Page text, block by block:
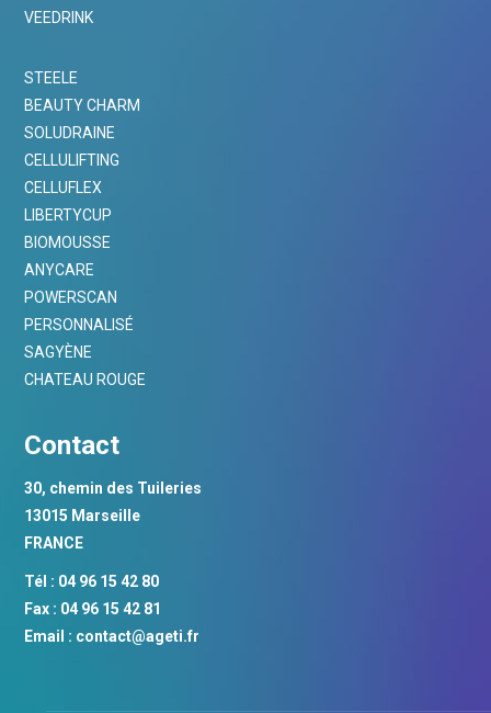
VEEDRINK
STEELE
BEAUTY CHARM
SOLUDRAINE
CELLULIFTING
CELLUFLEX
LIBERTYCUP
BIOMOUSSE
ANYCARE
POWERSCAN
PERSONNALISÉ
SAGYÈNE
CHATEAU ROUGE
Contact
30, chemin des Tuileries
13015 Marseille
FRANCE
Tél : 04 96 15 42 80
Fax : 04 96 15 42 81
Email : contact@ageti.fr